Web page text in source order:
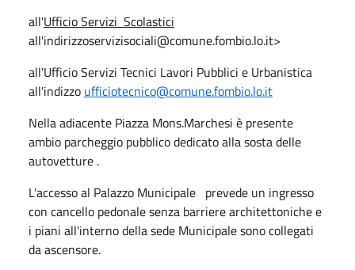
all'Ufficio Servizi Scolastici
all'indirizzoservizisociali@comune.fombio.lo.it>
all'Ufficio Servizi Tecnici Lavori Pubblici e Urbanistica
all'indizzo ufficiotecnico@comune.fombio.lo.it
Nella adiacente Piazza Mons.Marchesi è presente
ambio parcheggio pubblico dedicato alla sosta delle
autovetture .
L'accesso al Palazzo Municipale prevede un ingresso
con cancello pedonale senza barriere architettoniche e
i piani all'interno della sede Municipale sono collegati
da ascensore.